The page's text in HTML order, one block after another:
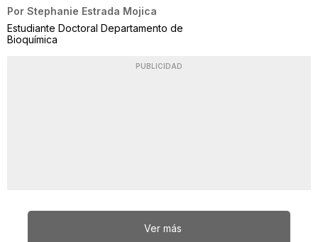
Por Stephanie Estrada Mojica
Estudiante Doctoral Departamento de
Bioquímica
PUBLICIDAD
Ver más